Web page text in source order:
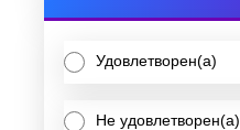
Удовлетворен(а)
Не удовлетворен(а)